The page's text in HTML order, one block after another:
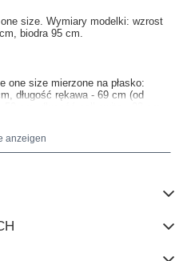
size. Wymiary modelki: wzrost
biodra 95 cm.
one size mierzone na płasko:
długość rękawa - 69 cm (od
anzeigen